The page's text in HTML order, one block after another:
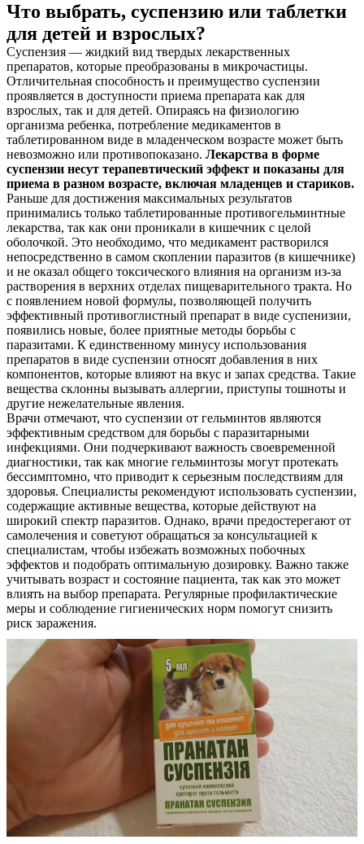
Что выбрать, суспензию или таблетки
для детей и взрослых?
Суспензия — жидкий вид твердых лекарственных
препаратов, которые преобразованы в микрочастицы.
Отличительная способность и преимущество суспензии
проявляется в доступности приема препарата как для
взрослых, так и для детей. Опираясь на физиологию
организма ребенка, потребление медикаментов в
таблетированном виде в младенческом возрасте может быть
невозможно или противопоказано. Лекарства в форме
суспензии несут терапевтический эффект и показаны для
приема в разном возрасте, включая младенцев и стариков.
Раньше для достижения максимальных результатов
принимались только таблетированные противогельминтные
лекарства, так как они проникали в кишечник с целой
оболочкой. Это необходимо, что медикамент растворился
непосредственно в самом скоплении паразитов (в кишечнике)
и не оказал общего токсического влияния на организм из-за
растворения в верхних отделах пищеварительного тракта. Но
с появлением новой формулы, позволяющей получить
эффективный противоглистный препарат в виде суспенизии,
появились новые, более приятные методы борьбы с
паразитами. К единственному минусу использования
препаратов в виде суспензии относят добавления в них
компонентов, которые влияют на вкус и запах средства. Такие
вещества склонны вызывать аллергии, приступы тошноты и
другие нежелательные явления.
Врачи отмечают, что суспензии от гельминтов являются
эффективным средством для борьбы с паразитарными
инфекциями. Они подчеркивают важность своевременной
диагностики, так как многие гельминтозы могут протекать
бессимптомно, что приводит к серьезным последствиям для
здоровья. Специалисты рекомендуют использовать суспензии,
содержащие активные вещества, которые действуют на
широкий спектр паразитов. Однако, врачи предостерегают от
самолечения и советуют обращаться за консультацией к
специалистам, чтобы избежать возможных побочных
эффектов и подобрать оптимальную дозировку. Важно также
учитывать возраст и состояние пациента, так как это может
влиять на выбор препарата. Регулярные профилактические
меры и соблюдение гигиенических норм помогут снизить
риск заражения.